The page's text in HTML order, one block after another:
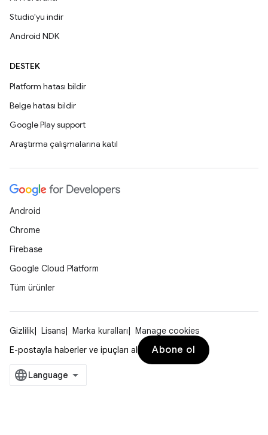
Studio'yu indir
Android NDK
DESTEK
Platform hatası bildir
Belge hatası bildir
Google Play support
Araştırma çalışmalarına katıl
Android
Chrome
Firebase
Google Cloud Platform
Tüm ürünler
Gizlilik Lisans Marka kuralları
Manage cookies
E-postayla haberler ve ipuçları al
Abone ol